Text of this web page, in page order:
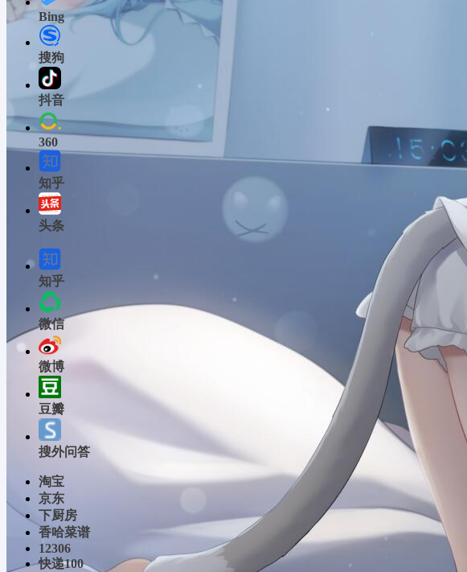
Bing
搜狗
抖音
360
知乎
头条
知乎
微信
微博
豆瓣
搜外问答
淘宝
京东
下厨房
香哈菜谱
12306
快递100